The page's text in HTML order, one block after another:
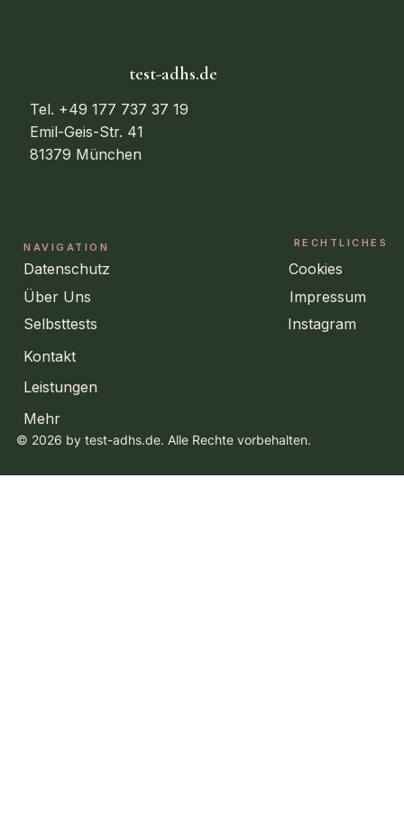
test-adhs.de
Tel. +49 177 737 37 19
Emil-Geis-Str. 41
81379 München
NAVIGATION
Über Uns
Selbsttests
Kontakt
Leistungen
Mehr
RECHTLICHES
Datenschutz
Cookies
Impressum
Instagram
© 2026 by test-adhs.de. Alle Rechte vorbehalten.